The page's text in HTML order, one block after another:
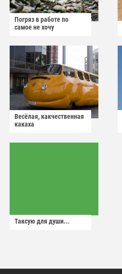
Погряз в работе по
самое не хочу
Весёлая, какчественная
какаха
Таксую для души...